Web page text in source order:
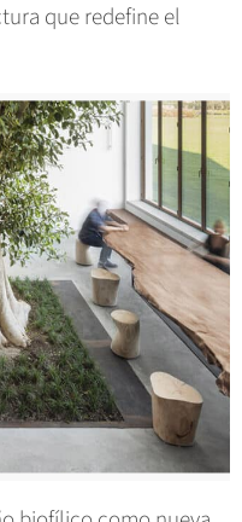
que redefine el